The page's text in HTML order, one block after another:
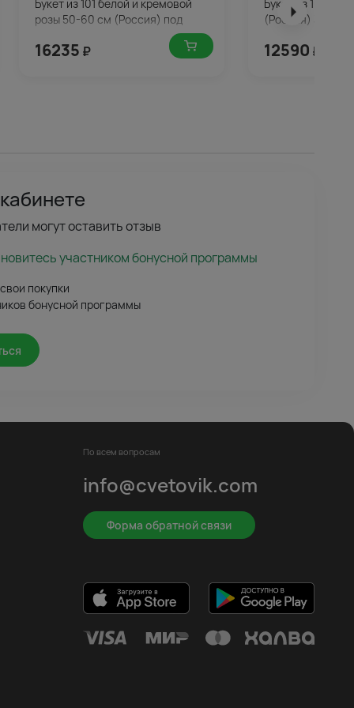
Букет из 101 белой и кремовой
розы 50-60 см (Россия) под
16235 ₽
Букет из 101
(Россия) 35-40
12590 ₽
могут оставить отзыв
участником бонусной программы
покупки
бонусной программы
По всем вопросам
info@cvetovik.com
Форма обратной связи